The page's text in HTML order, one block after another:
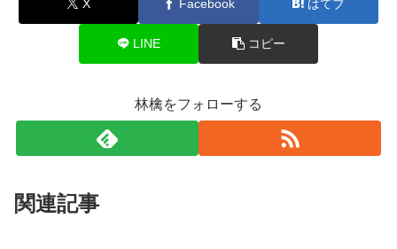
X Facebook はてブ
LINE コピー
林檎をフォローする
関連記事